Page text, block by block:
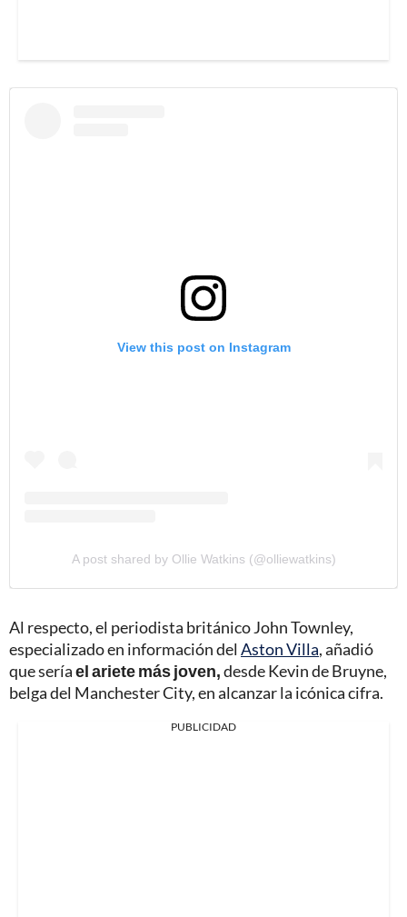
View this post on Instagram
A post shared by Ollie Watkins (@olliewatkins)
Al respecto, el periodista británico John Townley,
especializado en información del Aston Villa, añadió
que seríael ariete más joven,desde Kevin de Bruyne,
belga del Manchester City, en alcanzar la icónica cifra.
PUBLICIDAD